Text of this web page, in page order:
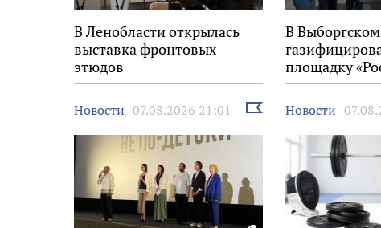
В Ленобласти открылась
выставка фронтовых
этюдов
В
площадку
Новости 07.08.2026 21:01
Выбрать
новость
Новости